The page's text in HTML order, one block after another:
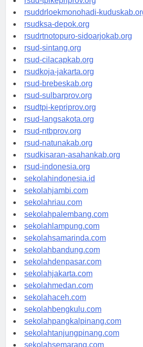
rsud-tpikepriprov.org
rsuddrloekmonohadi-kuduskab.org
rsudksa-depok.org
rsudrtnotopuro-sidoarjokab.org
rsud-sintang.org
rsud-cilacapkab.org
rsudkoja-jakarta.org
rsud-brebeskab.org
rsud-sulbarprov.org
rsudtpi-kepriprov.org
rsud-langsakota.org
rsud-ntbprov.org
rsud-natunakab.org
rsudkisaran-asahankab.org
rsud-indonesia.org
sekolahindonesia.id
sekolahjambi.com
sekolahriau.com
sekolahpalembang.com
sekolahlampung.com
sekolahsamarinda.com
sekolahbandung.com
sekolahdenpasar.com
sekolahjakarta.com
sekolahmedan.com
sekolahaceh.com
sekolahbengkulu.com
sekolahpangkalpinang.com
sekolahtanjungpinang.com